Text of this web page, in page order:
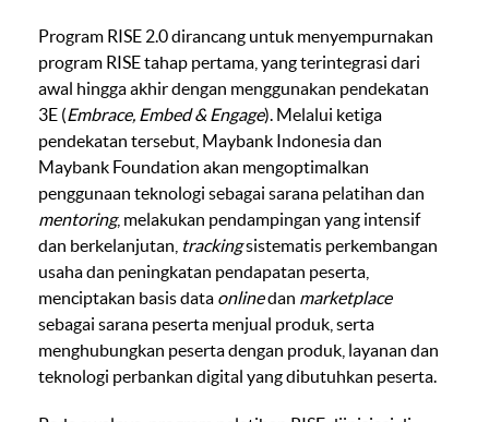
Program RISE 2.0 dirancang untuk menyempurnakan
program RISE tahap pertama, yang terintegrasi dari
awal hingga akhir dengan menggunakan pendekatan
3E (Embrace, Embed & Engage). Melalui ketiga
pendekatan tersebut, Maybank Indonesia dan
Maybank Foundation akan mengoptimalkan
penggunaan teknologi sebagai sarana pelatihan dan
mentoring, melakukan pendampingan yang intensif
dan berkelanjutan, trackingsistematis perkembangan
usaha dan peningkatan pendapatan peserta,
menciptakan basis data onlinedan marketplace
sebagai sarana peserta menjual produk, serta
menghubungkan peserta dengan produk, layanan dan
teknologi perbankan digital yang dibutuhkan peserta.